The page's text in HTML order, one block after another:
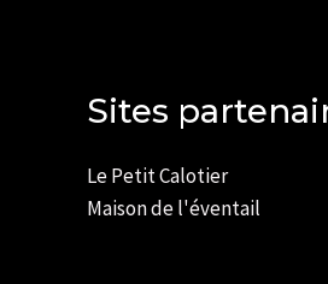
Sites
Le Petit Calotier
Maison de l'éventail